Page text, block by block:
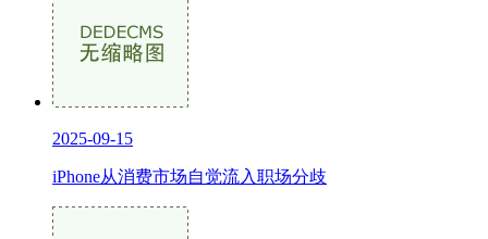
2025-09-15
iPhone从消费市场自觉流入职场分歧